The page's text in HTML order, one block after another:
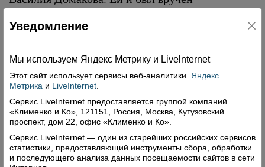
переходящий кубок за победу в районном
турнире. Медали и дипломы за второе место
получило трио из Н-Кулоя: Андрей
Макаровский, Иван Сафоновский и Денис
Шутов.
В личном зачете сразу два шахматиста набрали
одинаковое количество очков – пять. Победа в
личной встрече принесла «золото»
верховажанину Артему Лапину. «Серебро» в
активе Андрея Макаровского из Н-Кулоя.
Замкнул тройку призеров Даниил Шадрин из
Уведомление
Мы используем Яндекс Метрику и Livelnternet
Этот сайт использует сервисы веб-аналитики
Яндекс
Метрика и LiveInternet
Сервис LiveInternet предоставляется группой компаний
«Клименко и Ко», 121151, Россия, Москва, Кутузовский
проспект, дом 22, офис «Клименко и Ко».
Сервис LiveInternet — один из старейших российских сервисов
статистики, предоставляющий инструменты сбора, обработки
и последующего анализа данных посещаемости сайтов в сети